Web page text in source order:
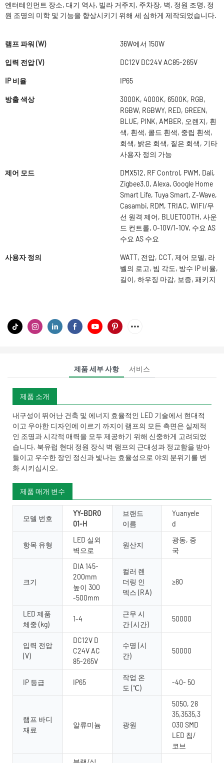
엔터테인먼트 장소, 대기 역사, 빌라 거주지, 주차장, 벽, 정원 조명, 정
원 조명의 미학 및 기능을 향상시키기 위해 세 심하게 제작되었습니다.
램프 파워 (W) 36W에서 150W
입력 전압 (V) DC12V DC24V AC85-265V
IP 비율 IP65
방출 색상
3000K, 4000K, 6500K, RGB,
RGBW, RGBWY, RED, GREEN,
BLUE, PINK, AMBER, 오렌지, 흰
색, 흰색, 콜드 흰색, 중립 흰색,
회색, 밝은 회색, 짙은 회색, 기타
사용자 정의 가능
제어 모드
DMX512, RF Control, PWM, Dali,
Zigbee3.0, Alexa, Google Home
Smart Life, Tuya Smart, Z-Wave,
Casambi, RDM, TRIAC, WIFI/무
선 원격 제어, BLUETOOTH, 사운
드 컨트롤, 0-10V/1-10V, 수요 AS
수요 AS 수요
사용자 정의
WATT, 전압, CCT, 제어 모델, 라
벨의 로고, 빔 각도, 방수 IP 비율,
길이, 하우징 마감, 보증, 패키지
제품 세부 사항 서비스
제품 소개
내구성이 뛰어난 건축 및 에너지 효율적인 LED 기술에서 현대적
이고 우아한 디자인에 이르기 까지이 램프의 모든 측면은 실제적
인 조명과 시각적 매력을 모두 제공하기 위해 신중하게 고려되었
습니다. 북유럽 현대 정원 장식 벽 램프의 근대성과 정교함을 받아
들이고 우수한 장인 정신과 빛나는 효율성으로 야외 분위기를 변
화 시키십시오.
제품 매개 변수
모델 번호
YY-BDR0
01-H
브랜드
이름
Yuanyele
d
항목 유형
LED 실외
벽으로
원산지
광동, 중
국
크기
DIA 145-
200mm
높이 300
-500mm
컬러 렌
더링 인
덱스 (RA)
≥80
LED 제품
체중 (kg)
1-4
근무 시
간 (시간)
50000
입력 전압
(V)
DC12V D
C24V AC
85-265V
수명 (시
간)
50000
IP 등급 IP65
작업 온
도 (℃)
-40- 50
램프 바디
재료
알류미늄 광원
5050, 28
35,3535,3
030 SMD
LED 칩/
코브